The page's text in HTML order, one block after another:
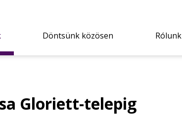
Döntsünk közösen Rólunk
Gloriett-telepig